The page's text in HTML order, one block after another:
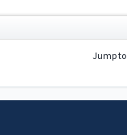
Jump to